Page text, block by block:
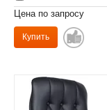
Цена по запросу
Купить